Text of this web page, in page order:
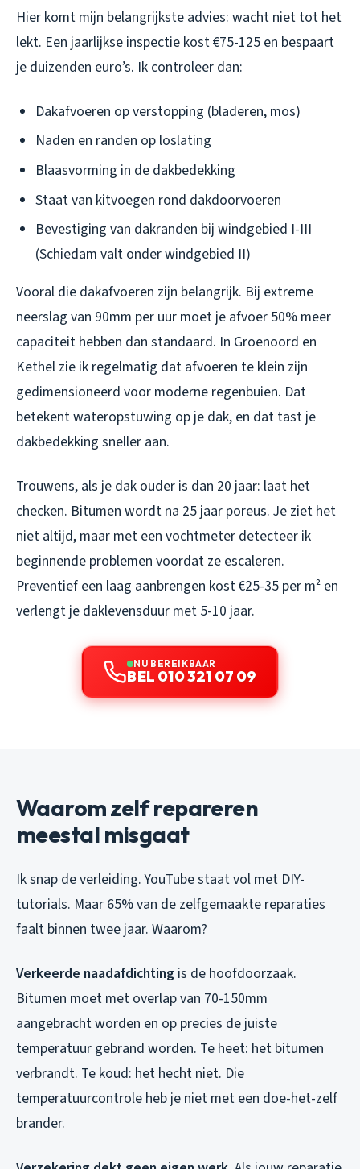
Hier komt mijn belangrijkste advies: wacht niet tot het
lekt. Een jaarlijkse inspectie kost €75-125 en bespaart
je duizenden euro’s. Ik controleer dan:
Dakafvoeren op verstopping (bladeren, mos)
Naden en randen op loslating
Blaasvorming in de dakbedekking
Staat van kitvoegen rond dakdoorvoeren
Bevestiging van dakranden bij windgebied I-III
(Schiedam valt onder windgebied II)
Vooral die dakafvoeren zijn belangrijk. Bij extreme
neerslag van 90mm per uur moet je afvoer 50% meer
capaciteit hebben dan standaard. In Groenoord en
Kethel zie ik regelmatig dat afvoeren te klein zijn
gedimensioneerd voor moderne regenbuien. Dat
betekent wateropstuwing op je dak, en dat tast je
dakbedekking sneller aan.
Trouwens, als je dak ouder is dan 20 jaar: laat het
checken. Bitumen wordt na 25 jaar poreus. Je ziet het
niet altijd, maar met een vochtmeter detecteer ik
beginnende problemen voordat ze escaleren.
Preventief een laag aanbrengen kost €25-35 per m² en
verlengt je daklevensduur met 5-10 jaar.
NU BEREIKBAAR
BEL 010 321 07 09
Waarom zelf repareren
meestal misgaat
Ik snap de verleiding. YouTube staat vol met DIY-
tutorials. Maar 65% van de zelfgemaakte reparaties
faalt binnen twee jaar. Waarom?
Verkeerde naadafdichting is de hoofdoorzaak.
Bitumen moet met overlap van 70-150mm
aangebracht worden en op precies de juiste
temperatuur gebrand worden. Te heet: het bitumen
verbrandt. Te koud: het hecht niet. Die
temperatuurcontrole heb je niet met een doe-het-zelf
brander.